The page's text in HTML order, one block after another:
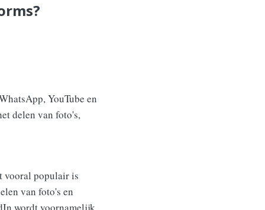
YouTube en
delen van foto's,
vooral populair is
van foto's en